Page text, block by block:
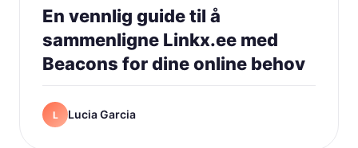
En vennlig guide til å
sammenligne Linkx.ee med
Beacons for dine online behov
L Lucia Garcia